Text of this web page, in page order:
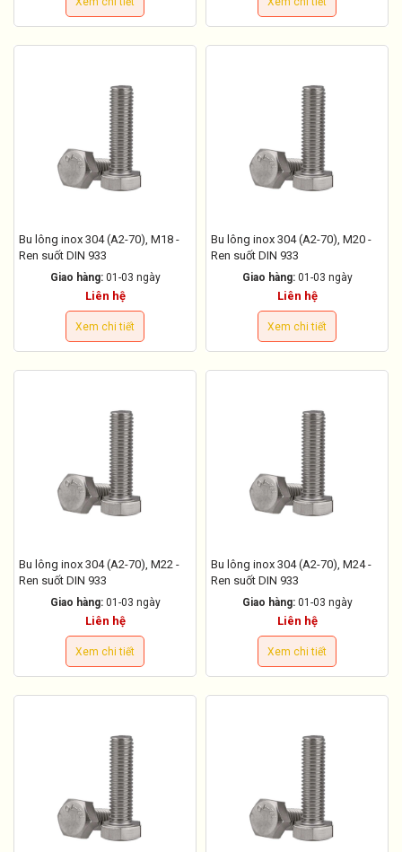
Bu lông inox 304 (A2-70), M18 -
Ren suốt DIN 933
Giao hàng: 01-03 ngày
Liên hệ
Xem chi tiết
Bu lông inox 304 (A2-70), M20 -
Ren suốt DIN 933
Giao hàng: 01-03 ngày
Liên hệ
Xem chi tiết
Bu lông inox 304 (A2-70), M22 -
Ren suốt DIN 933
Giao hàng: 01-03 ngày
Liên hệ
Xem chi tiết
Bu lông inox 304 (A2-70), M24 -
Ren suốt DIN 933
Giao hàng: 01-03 ngày
Liên hệ
Xem chi tiết